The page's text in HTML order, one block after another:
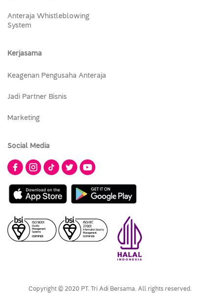
Anteraja Whistleblowing
System
Kerjasama
Keagenan Pengusaha Anteraja
Jadi Partner Bisnis
Marketing
Social Media
Copyright © 2020 PT. Tri Adi Bersama. All rights reserved.